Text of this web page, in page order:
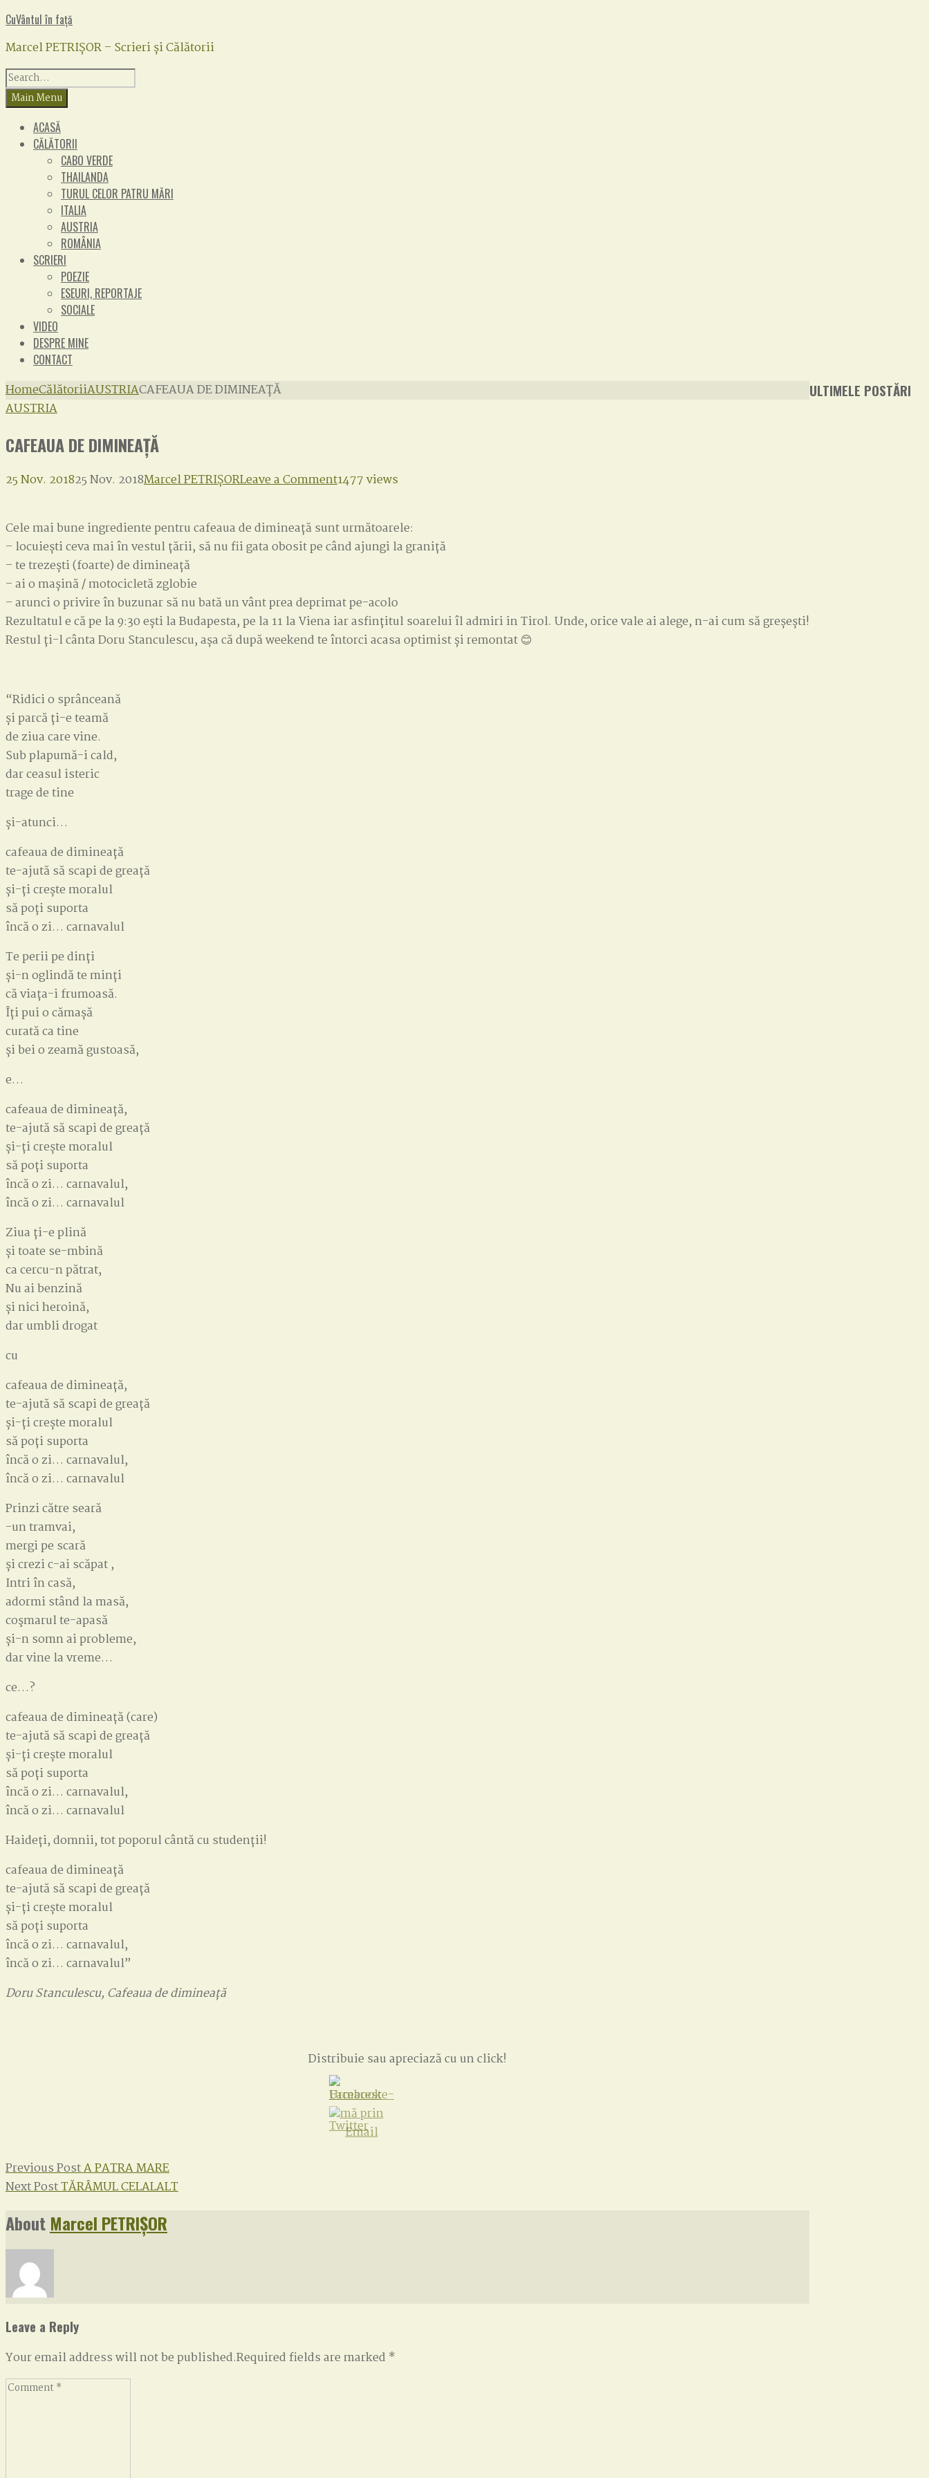
Skip
to
content
Facebook
CuVântul în față
Marcel PETRIȘOR – Scrieri și Călătorii
Search
for:
Main Menu
ACASĂ
CĂLĂTORII
CABO VERDE
THAILANDA
TURUL CELOR PATRU MĂRI
ITALIA
AUSTRIA
ROMÂNIA
SCRIERI
POEZIE
ESEURI, REPORTAJE
SOCIALE
VIDEO
DESPRE MINE
CONTACT
HomeCălătoriiAUSTRIACAFEAUA DE DIMINEAȚĂ
AUSTRIA
CAFEAUA DE DIMINEAȚĂ
25 Nov. 201825 Nov. 2018Marcel PETRIȘORLeave a Commenton
DIMINEAȚĂ
1477 views
Cele mai bune ingrediente pentru cafeaua de dimineață sunt următoarele:
– locuiești ceva mai în vestul țării, să nu fii gata obosit pe când ajungi la graniță
– te trezești (foarte) de dimineață
– ai o mașină / motocicletă zglobie
– arunci o privire în buzunar să nu bată un vânt prea deprimat pe-acolo
Rezultatul e că pe la 9:30 ești la Budapesta, pe la 11 la Viena iar asfințitul soarelui îl admiri in Tirol. Unde, orice vale ai alege, n-ai cum să greșești!
Restul ți-l cânta Doru Stanculescu, așa că după weekend te întorci acasa optimist și remontat😊
“Ridici o sprânceană
și parcă ți-e teamă
de ziua care vine.
Sub plapumă-i cald,
dar ceasul isteric
trage de tine
și-atunci…
cafeaua de dimineață
te-ajută să scapi de greață
și-ți crește moralul
să poți suporta
încă o zi… carnavalul
Te perii pe dinți
și-n oglindă te minți
că viața-i frumoasă.
Îți pui o cămașă
curată ca tine
și bei o zeamă gustoasă,
e…
cafeaua de dimineață,
te-ajută să scapi de greață
și-ți crește moralul
să poți suporta
încă o zi… carnavalul,
încă o zi… carnavalul
Ziua ți-e plină
și toate se-mbină
ca cercu-n pătrat,
Nu ai benzină
și nici heroină,
dar umbli drogat
cu
cafeaua de dimineață,
te-ajută să scapi de greață
și-ți crește moralul
să poți suporta
încă o zi… carnavalul,
încă o zi… carnavalul
Prinzi către seară
-un tramvai,
mergi pe scară
și crezi c-ai scăpat ,
Intri în casă,
adormi stând la masă,
coşmarul te-apasă
și-n somn ai probleme,
dar vine la vreme…
ce…?
cafeaua de dimineață (care)
te-ajută să scapi de greață
și-ți crește moralul
să poți suporta
încă o zi… carnavalul,
încă o zi… carnavalul
Haideți, domnii, tot poporul cântă cu studenții!
cafeaua de dimineață
te-ajută să scapi de greață
și-ți crește moralul
să poți suporta
încă o zi… carnavalul,
încă o zi… carnavalul”
Doru Stanculescu, Cafeaua de dimineață
Distribuie sau apreciază cu un click!
Post
navigation
Previous PostPrevious
post:
A PATRA MARE
Next PostNext
TĂRÂMUL CELALALT
About Marcel PETRIȘOR
Leave a Reply
Your email address will not be published.Required fields are marked *
Comment
ULTIMELE POSTĂRI